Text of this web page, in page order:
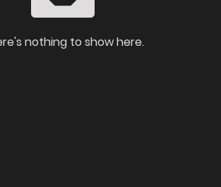
nothing to show here.